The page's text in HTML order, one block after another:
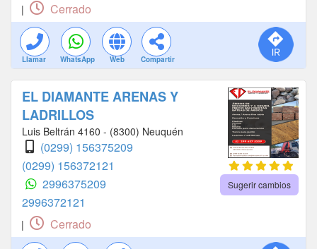
| Cerrado
Llamar WhatsApp Web Compartir
EL DIAMANTE ARENAS Y
LADRILLOS
Luis Beltrán 4160 - (8300) Neuquén
(0299) 156375209
(0299) 156372121
2996375209
2996372121
Sugerir cambios
| Cerrado